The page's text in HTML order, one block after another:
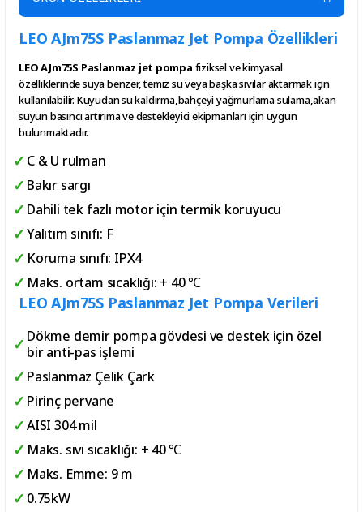
LEO AJm75S Paslanmaz Jet Pompa Özellikleri
LEO AJm75S Paslanmaz jet pompa fiziksel ve kimyasal
özelliklerinde suya benzer, temiz su veya başka sıvılar aktarmak için
kullanılabilir. Kuyudan su kaldırma,bahçeyi yağmurlama sulama,akan
suyun basıncı artırıma ve destekleyici ekipmanları için uygun
bulunmaktadır.
C & U rulman
Bakır sargı
Dahili tek fazlı motor için termik koruyucu
Yalıtım sınıfı: F
Koruma sınıfı: IPX4
Maks. ortam sıcaklığı: + 40 ℃
LEO AJm75S Paslanmaz Jet Pompa Verileri
Dökme demir pompa gövdesi ve destek için özel
bir anti-pas işlemi
Paslanmaz Çelik Çark
Pirinç pervane
AISI 304 mil
Maks. sıvı sıcaklığı: + 40 ℃
Maks. Emme: 9 m
0.75kW